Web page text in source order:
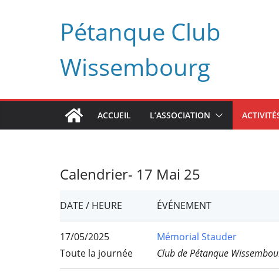
Pétanque Club
Wissembourg
ACCUEIL L’ASSOCIATION
Calendrier- 17 Mai 25
DATE / HEURE ÉVÉNEMENT
17/05/2025
Toute la journée
Mémorial Stauder
Club de Pétanque